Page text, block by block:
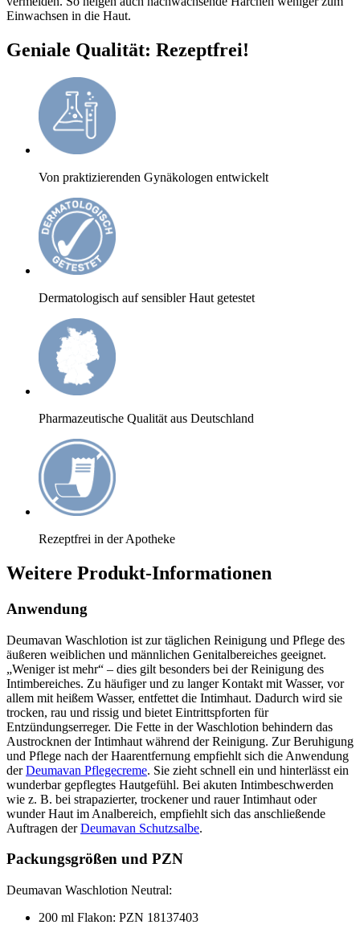
Einwachsen in die Haut.
Geniale Qualität: Rezeptfrei!
Von praktizierenden Gynäkologen entwickelt
Dermatologisch auf sensibler Haut getestet
Pharmazeutische Qualität aus Deutschland
Rezeptfrei in der Apotheke
Weitere Produkt-Informationen
Anwendung
Deumavan Waschlotion ist zur täglichen Reinigung und Pflege des
äußeren weiblichen und männlichen Genitalbereiches geeignet.
„Weniger ist mehr“ – dies gilt besonders bei der Reinigung des
Intimbereiches. Zu häufiger und zu langer Kontakt mit Wasser, vor
allem mit heißem Wasser, entfettet die Intimhaut. Dadurch wird sie
trocken, rau und rissig und bietet Eintrittspforten für
Entzündungserreger. Die Fette in der Waschlotion behindern das
Austrocknen der Intimhaut während der Reinigung. Zur Beruhigung
und Pflege nach der Haarentfernung empfiehlt sich die Anwendung
derDeumavan Pflegecreme. Sie zieht schnell ein und hinterlässt ein
wunderbar gepflegtes Hautgefühl. Bei akuten Intimbeschwerden
wie z. B. bei strapazierter, trockener und rauer Intimhaut oder
wunder Haut im Analbereich, empfiehlt sich das anschließende
Auftragen derDeumavan Schutzsalbe.
Packungsgrößen und PZN
Deumavan Waschlotion Neutral:
200 ml Flakon: PZN 18137403